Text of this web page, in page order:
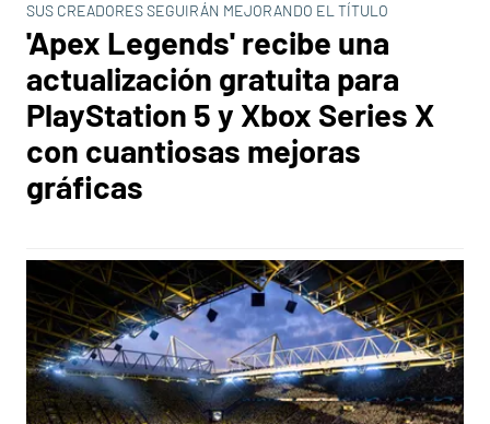
SUS CREADORES SEGUIRÁN MEJORANDO EL TÍTULO
'Apex Legends' recibe una
actualización gratuita para
PlayStation 5 y Xbox Series X
con cuantiosas mejoras
gráficas